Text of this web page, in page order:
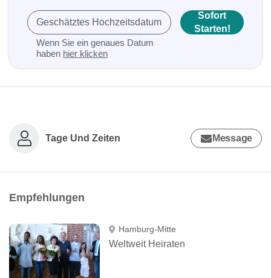
Geschätztes Hochzeitsdatum
Wenn Sie ein genaues Datum
haben hier klicken
Sofort
Starten!
Tage Und Zeiten Message
Empfehlungen
Hamburg-Mitte
Weltweit Heiraten